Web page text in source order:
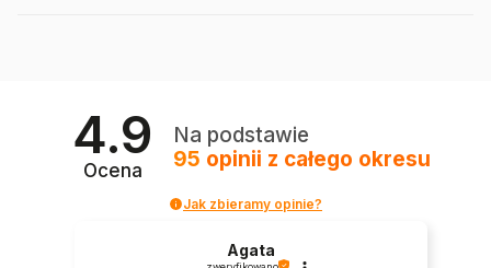
4.9
Ocena
Na podstawie
95 opinii z całego okresu
Jak zbieramy opinie?
Agata